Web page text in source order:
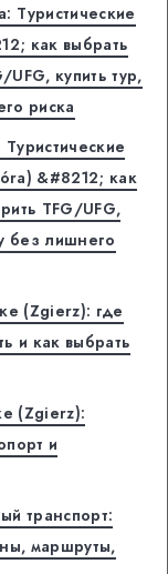
Туристические
как выбрать
купить тур,
риска
&#8212; как
TFG/UFG,
без лишнего
(Zgierz): где
и как выбрать
(Zgierz):
и
транспорт:
маршруты,